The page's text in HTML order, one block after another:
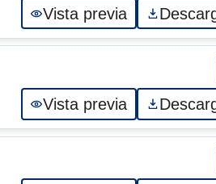
Vista previa
Vista previa